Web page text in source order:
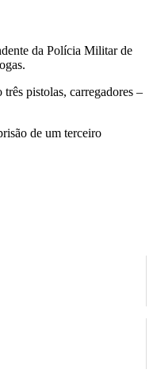
da Polícia Militar de
pistolas, carregadores –
de um terceiro